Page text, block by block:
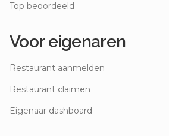
Top beoordeeld
Voor eigenaren
Restaurant aanmelden
Restaurant claimen
Eigenaar dashboard